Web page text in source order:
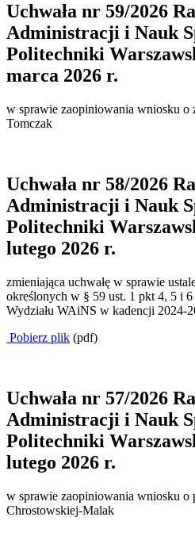
Uchwała nr 59/2026
Administracji i Nauk
Politechniki
marca 2026 r.
w sprawie zaopiniowania wniosku o
Tomczak
Uchwała nr 58/2026
Administracji i Nauk
Politechniki
lutego 2026 r.
zmieniająca uchwałę w sprawie
określonych w § 59 ust. 1 pkt 4, 5 i
Wydziału WAiNS w kadencji 2024-
Pobierz plik (pdf)
Uchwała nr 57/2026
Administracji i Nauk
Politechniki
lutego 2026 r.
w sprawie zaopiniowania wniosku o
Chrostowskiej-Malak